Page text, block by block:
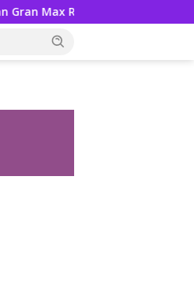
Sebab Itu Hadiah